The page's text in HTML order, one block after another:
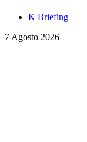
K Briefing
7 Agosto 2026